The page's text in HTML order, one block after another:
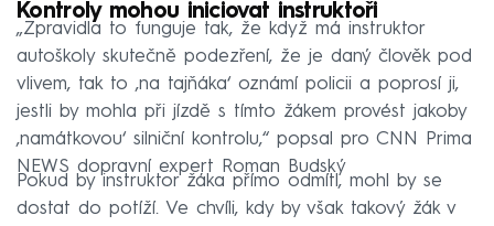
Kontroly mohou iniciovat instruktoři
„Zpravidla to funguje tak, že když má instruktor
autoškoly skutečně podezření, že je daný člověk pod
vlivem, tak to ‚na tajňáka‘ oznámí policii a poprosí ji,
jestli by mohla při jízdě s tímto žákem provést jakoby
‚namátkovou‘ silniční kontrolu,“ popsal pro CNN Prima
NEWS dopravní expert Roman Budský
Pokud by instruktor žáka přímo odmítl, mohl by se
dostat do potíží. Ve chvíli, kdy by však takový žák v